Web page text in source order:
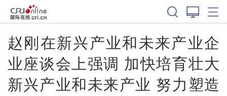
赵刚在新兴产业和未来产业企
业座谈会上强调 加快培育壮大
新兴产业和未来产业 努力塑造